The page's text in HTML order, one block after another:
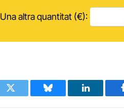
Una altra quantitat (€):
Twitter Bluesky LinkedIn